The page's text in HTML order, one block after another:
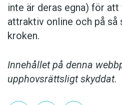
inte är deras egna) för
attraktiv online och på så
kroken.
Innehållet på denna
upphovsrättsligt skyddat.